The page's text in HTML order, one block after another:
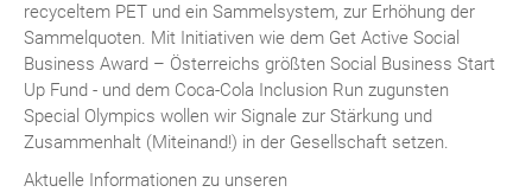
recyceltem PET und ein Sammelsystem, zur Erhöhung der
Sammelquoten. Mit Initiativen wie dem Get Active Social
Business Award – Österreichs größten Social Business Start
Up Fund - und dem Coca-Cola Inclusion Run zugunsten
Special Olympics wollen wir Signale zur Stärkung und
Zusammenhalt (Miteinand!) in der Gesellschaft setzen.
Aktuelle Informationen zu unseren